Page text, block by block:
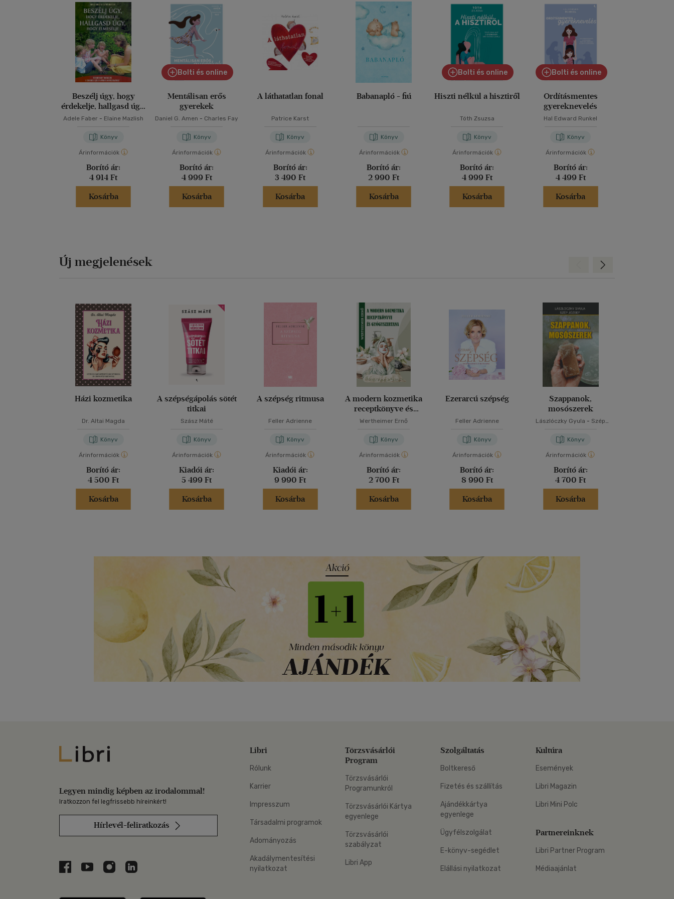
Beszélj úgy, hogy
érdekelje, hallgasd úgy,
hogy elmesélje
Adele Faber - Elaine Mazlish
Könyv
Árinformációk
Borító ár:
4 914 Ft
Kosárba
Bolti és online
Mentálisan erős
gyerekek
Daniel G. Amen - Charles Fay
Könyv
Árinformációk
Borító ár:
4 999 Ft
Kosárba
A láthatatlan fonal
Patrice Karst
Könyv
Árinformációk
Borító ár:
3 490 Ft
Kosárba
Babanapló - fiú
Könyv
Árinformációk
Borító ár:
2 990 Ft
Kosárba
Bolti és online
Hiszti nélkül a hisztiről
Tóth Zsuzsa
Könyv
Árinformációk
Borító ár:
4 999 Ft
Kosárba
Bolti és online
Ordításmentes
gyereknevelés
Hal Edward Runkel
Könyv
Árinformációk
Borító ár:
4 499 Ft
Kosárba
Új megjelenések
Házi kozmetika
Dr. Altai Magda
Könyv
Árinformációk
Borító ár:
4 500 Ft
Kosárba
A szépségápolás sötét
titkai
Szász Máté
Könyv
Árinformációk
Kiadói ár:
5 499 Ft
Kosárba
A szépség ritmusa
Feller Adrienne
Könyv
Árinformációk
Kiadói ár:
9 990 Ft
Kosárba
A modern kozmetika
receptkönyve és
gyógyszertana
Wertheimer Ernő
Könyv
Árinformációk
Borító ár:
2 700 Ft
Kosárba
Ezerarcú szépség
Feller Adrienne
Könyv
Árinformációk
Borító ár:
8 990 Ft
Kosárba
Szappanok,
mosószerek
Lászlóczky Gyula - Szép
Könyv
Árinformációk
Borító ár:
4 700 Ft
Kosárba
Előre
Libri
Legyen mindig képben az irodalommal!
Iratkozzon fel legfrissebb híreinkért!
Hírlevél-feliratkozás
Libri a Facebookon
Libri a Youtube-on
Libri az Instagramon
Libri a LinkedInen
Libri
Rólunk
Karrier
Impresszum
Társadalmi programok
Adományozás
Akadálymentesítési
nyilatkozat
Törzsvásárlói
Program
Törzsvásárlói
Programunkról
Törzsvásárlói Kártya
egyenlege
Törzsvásárlói
szabályzat
Libri App
Szolgáltatás
Boltkereső
Fizetés és szállítás
Ajándékkártya
egyenlege
Ügyfélszolgálat
E-könyv-segédlet
Elállási nyilatkozat
Kultúra
Események
Libri Magazin
Libri Mini Polc
Partnereinknek
Libri Partner Program
Médiaajánlat